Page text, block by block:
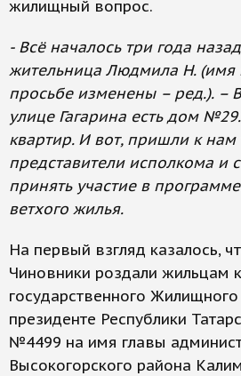
жилищный вопрос.
- Всё началось три года
жительница Людмила Н.
просьбе изменены – ред.). –
улице Гагарина есть дом
квартир. И вот, пришли к нам
представители исполкома и
принять участие в
ветхого жилья.
На первый взгляд казалось,
Чиновники роздали жильцам
государственного
президенте Республики
№4499 на имя главы
Высокогорского района